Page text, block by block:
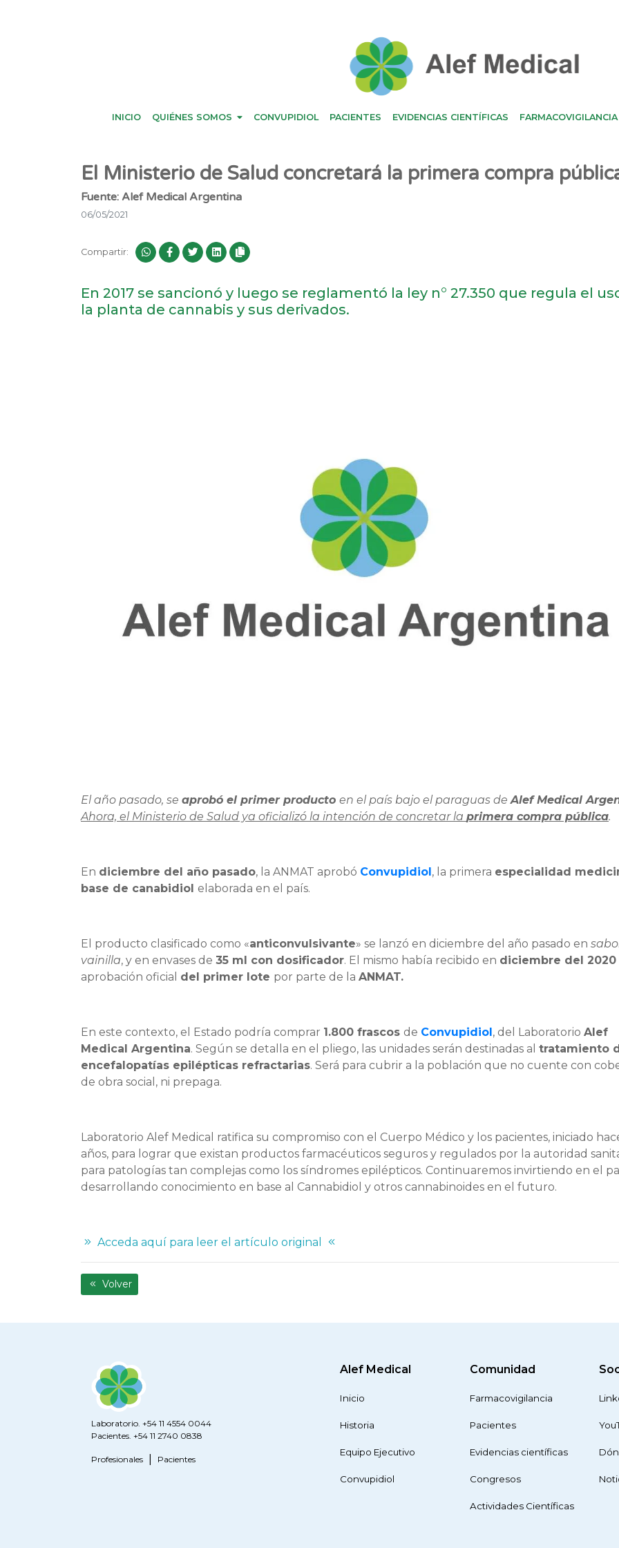
INICIO QUIÉNES SOMOS CONVUPIDIOL PACIENTES EVIDENCIAS CIENTÍFICAS FARMACOVIGILANCIA
El Ministerio de Salud concretará la primera compra
Fuente: Alef Medical Argentina
06/05/2021
Compartir:
En 2017 se sancionó y luego se reglamentó la ley n° 27.350 que regula el
la planta de cannabis y sus derivados.
El año pasado, se aprobó el primer producto en el país bajo el paraguas deAlef Medical
Ahora, el Ministerio de Salud ya oficializó la intención de concretar la primera compra pública.
En diciembre del año pasado, la ANMAT aprobó Convupidiol, la primera especialidad
base de canabidiol elaborada en el país.
El producto clasificado como «anticonvulsivante» se lanzó en diciembre del año pasado en
vainilla, y en envases de 35 ml con dosificador. El mismo había recibido en diciembre del 2020
aprobación oficial del primer lote por parte de la ANMAT.
En este contexto, el Estado podría comprar 1.800 frascos de Convupidiol, del Laboratorio Alef
Medical Argentina. Según se detalla en el pliego, las unidades serán destinadas al tratamiento
encefalopatías epilépticas refractarias. Será para cubrir a la población que no cuente con
de obra social, ni prepaga.
Laboratorio Alef Medical ratifica su compromiso con el Cuerpo Médico y los pacientes, iniciado
años, para lograr que existan productos farmacéuticos seguros y regulados por la autoridad
para patologías tan complejas como los síndromes epilépticos. Continuaremos invirtiendo en el
desarrollando conocimiento en base al Cannabidiol y otros cannabinoides en el futuro.
Acceda aquí para leer el artículo original
Volver
Laboratorio. +54 11 4554 0044
Pacientes. +54 11 2740 0838
Profesionales Pacientes
Alef Medical
Inicio
Historia
Equipo Ejecutivo
Convupidiol
Comunidad
Farmacovigilancia
Pacientes
Evidencias científicas
Congresos
Actividades Científicas